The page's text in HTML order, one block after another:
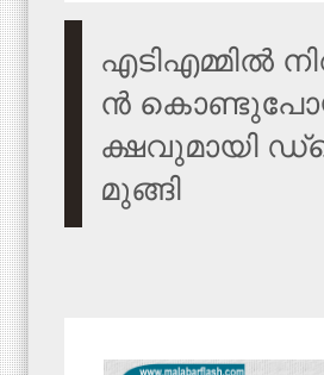
എ​ടി​എ​മ്മി​ൽ
ൻ
ക്ഷ​വു​മാ​യി
മു​ങ്ങി